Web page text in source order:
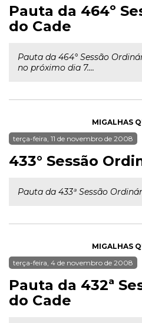
Pauta da 464º
do Cade
Pauta da 464° Sessão
no próximo dia 7....
MIGALHAS
terça-feira, 11 de novembro de 2008
433° Sessão
Pauta da 433ª Sessão
MIGALHAS
terça-feira, 4 de novembro de 2008
Pauta da 432ª
do Cade